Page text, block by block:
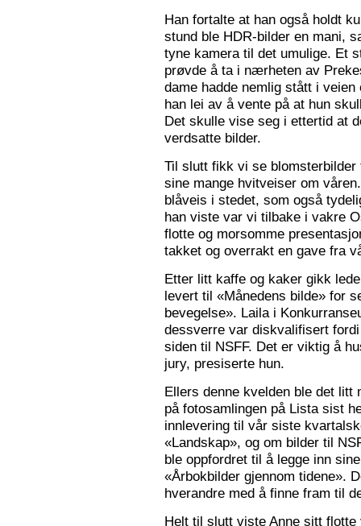
Han fortalte at han også holdt
stund ble HDR-bilder en mani,
tyne kamera til det umulige. Et
prøvde å ta i nærheten av
dame hadde nemlig stått i
han lei av å vente på at hun
Det skulle vise seg i ettertid at
verdsatte bilder.
Til slutt fikk vi se
sine mange hvitveiser om
blåveis i stedet, som også
han viste var vi tilbake i vakre
flotte og morsomme
takket og overrakt en gave fra
Etter litt kaffe og kaker gikk
levert til «Månedens bilde» for
bevegelse». Laila i
dessverre var diskvalifisert
siden til NSFF. Det er viktig å
jury, presiserte hun.
Ellers denne kvelden ble det litt
på fotosamlingen på Lista sist
innlevering til vår siste
«Landskap», og om bilder til
ble oppfordret til å legge inn
«Årbokbilder gjennom tidene».
hverandre med å finne fram til
Helt til slutt viste Anne sitt flotte